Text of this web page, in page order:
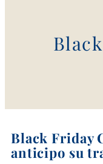
Black Friday
anticipo su